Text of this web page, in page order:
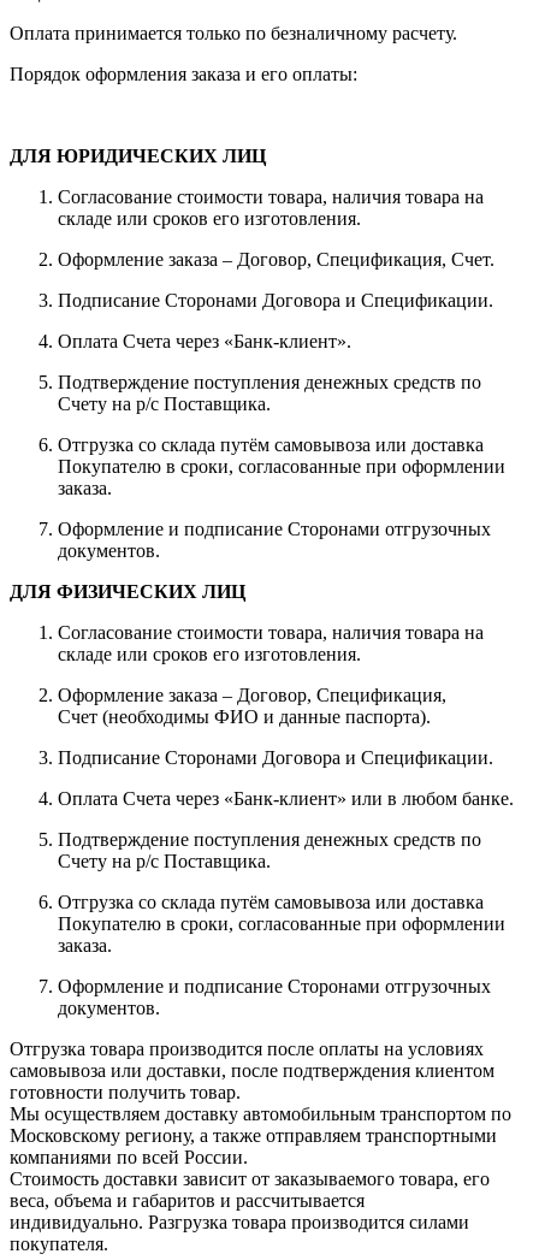
Оплата принимается только по безналичному расчету.
Порядок оформления заказа и его оплаты:
ДЛЯ ЮРИДИЧЕСКИХ ЛИЦ
Согласование стоимости товара, наличия товара на
складе или сроков его изготовления.
Оформление заказа – Договор, Спецификация, Счет.
Подписание Сторонами Договора и Спецификации.
Оплата Счета через «Банк-клиент».
Подтверждение поступления денежных средств по
Счету на р/с Поставщика.
Отгрузка со склада путём самовывоза или доставка
Покупателю в сроки, согласованные при оформлении
заказа.
Оформление и подписание Сторонами отгрузочных
документов.
ДЛЯ ФИЗИЧЕСКИХ ЛИЦ
Согласование стоимости товара, наличия товара на
складе или сроков его изготовления.
Оформление заказа – Договор, Спецификация,
Счет (необходимы ФИО и данные паспорта).
Подписание Сторонами Договора и Спецификации.
Оплата Счета через «Банк-клиент» или в любом банке.
Подтверждение поступления денежных средств по
Счету на р/с Поставщика.
Отгрузка со склада путём самовывоза или доставка
Покупателю в сроки, согласованные при оформлении
заказа.
Оформление и подписание Сторонами отгрузочных
документов.
Отгрузка товара производится после оплаты на условиях
самовывоза или доставки, после подтверждения клиентом
готовности получить товар.
Мы осуществляем доставку автомобильным транспортом по
Московскому региону, а также отправляем транспортными
компаниями по всей России.
Стоимость доставки зависит от заказываемого товара, его
веса, объема и габаритов и рассчитывается
индивидуально. Разгрузка товара производится силами
покупателя.